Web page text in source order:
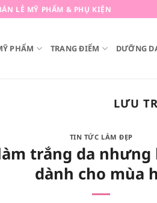
LẺ MỸ PHẨM & PHỤ KIỆN
PHẨM TRANG ĐIỂM DƯỠNG
LƯU
TIN TỨC LÀM ĐẸP
trắng da
dành cho mùa